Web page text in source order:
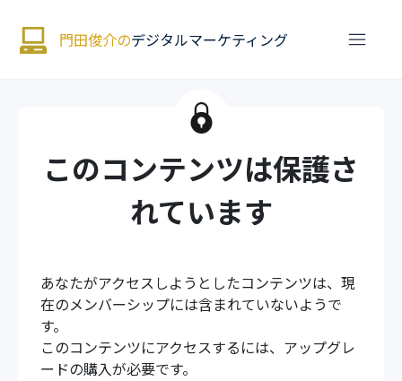
門田俊介のデジタルマーケティング
このコンテンツは保護さ
れています
あなたがアクセスしようとしたコンテンツは、現
在のメンバーシップには含まれていないようで
す。
このコンテンツにアクセスするには、アップグレ
ードの購入が必要です。